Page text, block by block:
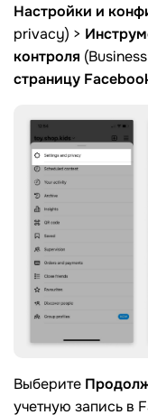
Настройки и
privacy) >
контроля
страницу
Выберите
учетную запись в